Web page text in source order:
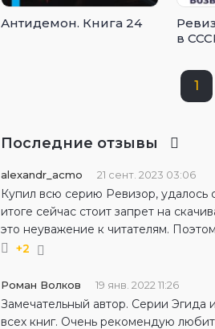
Антидемон. Книга 24
в
1
Последние отзывы
alexandr_acmo 21 сент. 2023 03:06
Купил всю серию Ревизор, удалось
итоге сейчас стоит запрет на
это неуважение к читателям.
+2
Роман Волков 19 янв. 2022 11:26
Замечательный автор. Серии
всех книг. Очень рекомендую